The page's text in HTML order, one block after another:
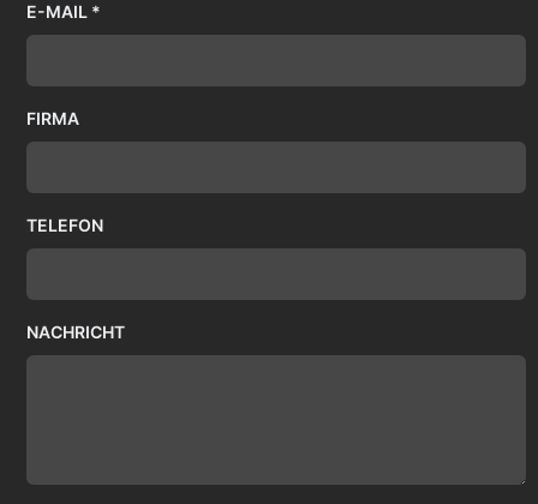
E-MAIL *
FIRMA
TELEFON
NACHRICHT